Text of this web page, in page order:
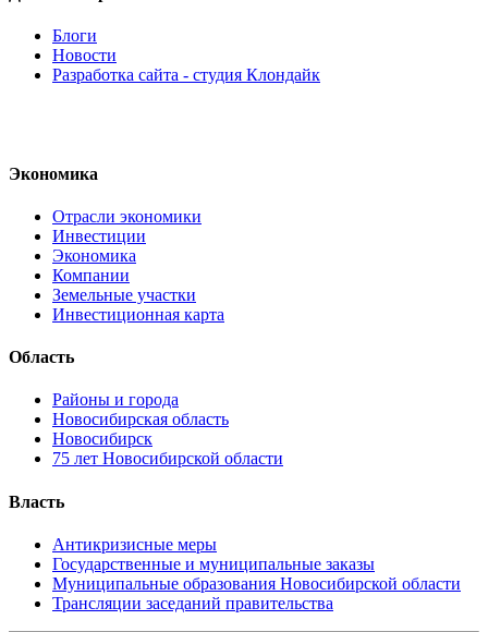
Блоги
Новости
Разработка сайта - студия Клондайк
Экономика
Отрасли экономики
Инвестиции
Экономика
Компании
Земельные участки
Инвестиционная карта
Область
Районы и города
Новосибирская область
Новосибирск
75 лет Новосибирской области
Власть
Антикризисные меры
Государственные и муниципальные заказы
Муниципальные образования Новосибирской области
Трансляции заседаний правительства